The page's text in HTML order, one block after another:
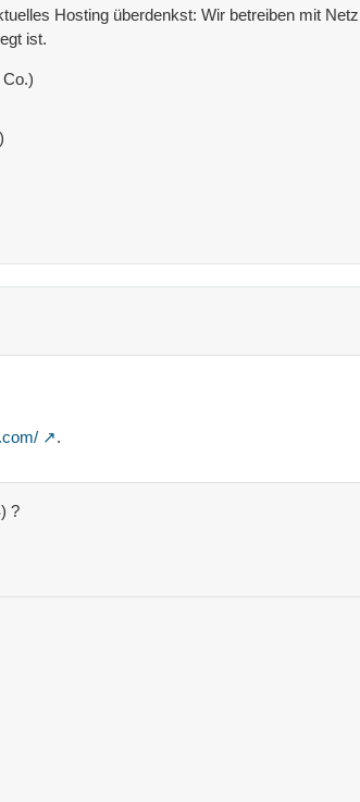
Hosting überdenkst: Wir betreiben mit
ist.
.
?